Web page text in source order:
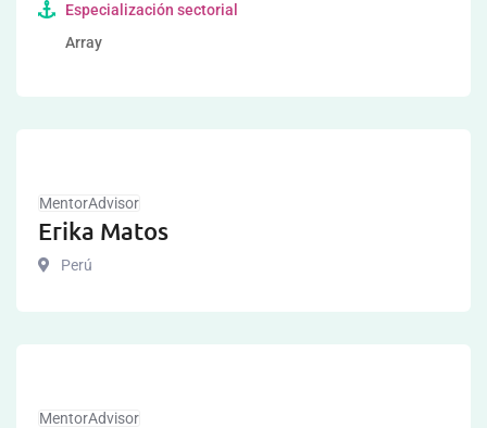
Especialización sectorial
Array
MentorAdvisor
Erika Matos
Perú
MentorAdvisor